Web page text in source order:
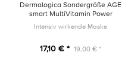
Dermalogica Sondergröße AGE
smart MultiVitamin Power
Recovery Masque 15ml
Intensiv wirkende Maske
17,10 € * 19,00 € *